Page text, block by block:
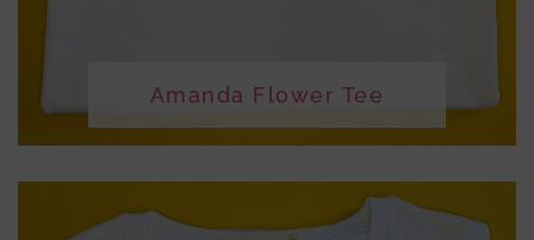
Amanda Flower Tee